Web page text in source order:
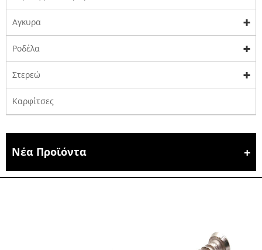
Αγκυρα
Ροδέλα
Στερεώ
Καρφίτσες
Νέα Προϊόντα